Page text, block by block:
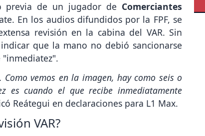
previa de un jugador de Comerciantes
En los audios difundidos por la FPF, se
revisión en la cabina del VAR. Sin
que la mano no debió sancionarse
vemos en la imagen, hay como seis o
es cuando el que recibe inmediatamente
Reátegui en declaraciones para L1 Max.
VAR?